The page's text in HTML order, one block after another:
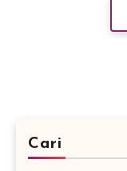
Cari